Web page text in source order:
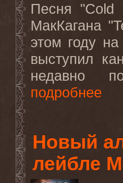
Песня "Cold
МакКагана
этом году
выступил
недавно
подробнее
Новый
лейбле